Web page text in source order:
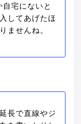
宅にないと
してあげたほ
ませんね。
長で直線やジ